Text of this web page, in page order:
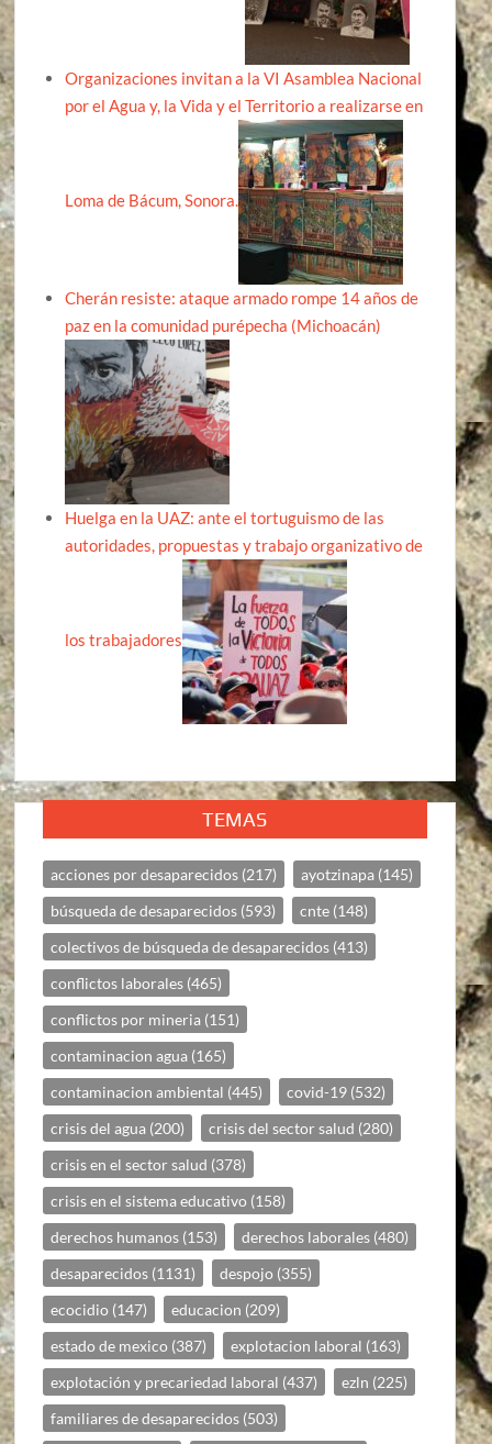
Organizaciones invitan a la VI Asamblea Nacional
por el Agua y, la Vida y el Territorio a realizarse en
Loma de Bácum, Sonora.
Cherán resiste: ataque armado rompe 14 años de
paz en la comunidad purépecha (Michoacán)
Huelga en la UAZ: ante el tortuguismo de las
autoridades, propuestas y trabajo organizativo de
los trabajadores
TEMAS
acciones por desaparecidos (217) ayotzinapa (145)
búsqueda de desaparecidos (593) cnte (148)
colectivos de búsqueda de desaparecidos (413)
conflictos laborales (465)
conflictos por mineria (151)
contaminacion agua (165)
contaminacion ambiental (445) covid-19 (532)
crisis del agua (200) crisis del sector salud (280)
crisis en el sector salud (378)
crisis en el sistema educativo (158)
derechos humanos (153) derechos laborales (480)
desaparecidos (1131) despojo (355)
ecocidio (147) educacion (209)
estado de mexico (387) explotacion laboral (163)
explotación y precariedad laboral (437) ezln (225)
familiares de desaparecidos (503)